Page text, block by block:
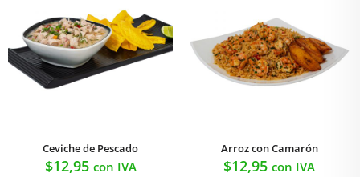
Ceviche de Pescado
$12,95 con IVA
Arroz con Camarón
$12,95 con IVA